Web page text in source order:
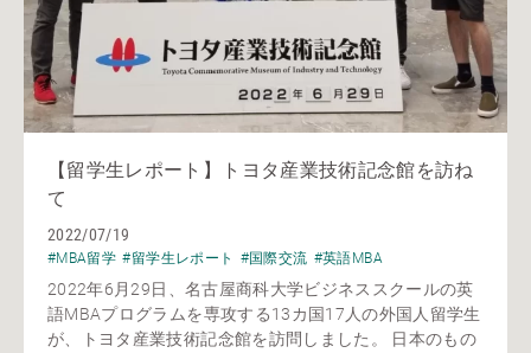
【留学生レポート】トヨタ産業技術記念館を訪ね
て
2022/07/19
#MBA留学 #留学生レポート #国際交流 #英語MBA
2022年6月29日、名古屋商科大学ビジネススクールの英
語MBAプログラムを専攻する13カ国17人の外国人留学生
が、トヨタ産業技術記念館を訪問しました。 日本のもの